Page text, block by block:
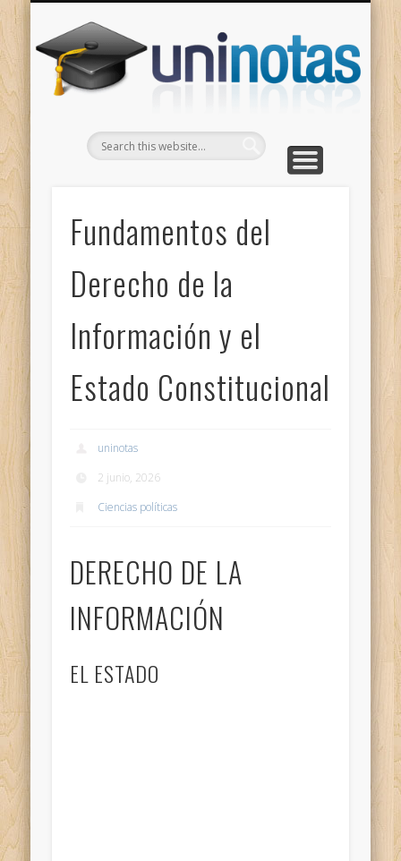
Fundamentos del
Derecho de la
Información y el
Estado Constitucional
uninotas
2 junio, 2026
Ciencias políticas
DERECHO DE LA
INFORMACIÓN
EL ESTADO